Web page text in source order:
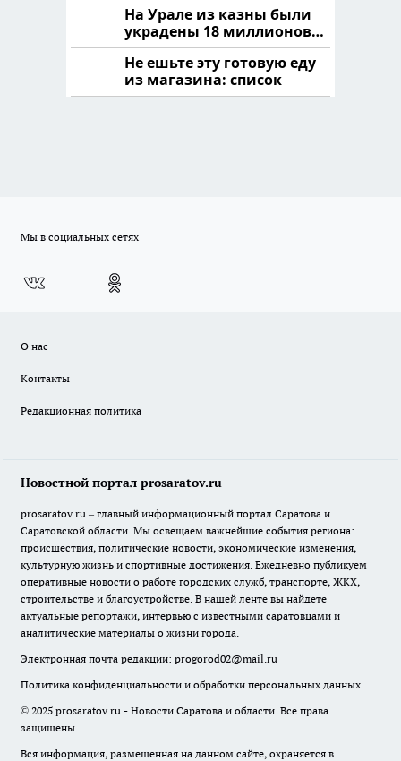
На Урале из казны были
украдены 18 миллионов
рублей
Не ешьте эту готовую еду
из магазина: список
Мы в социальных сетях
О нас
Контакты
Редакционная политика
Новостной портал prosaratov.ru
prosaratov.ru – главный информационный портал Саратова и
Саратовской области. Мы освещаем важнейшие события региона:
происшествия, политические новости, экономические изменения,
культурную жизнь и спортивные достижения. Ежедневно публикуем
оперативные новости о работе городских служб, транспорте, ЖКХ,
строительстве и благоустройстве. В нашей ленте вы найдете
актуальные репортажи, интервью с известными саратовцами и
аналитические материалы о жизни города.
Электронная почта редакции: progorod02@mail.ru
Политика конфиденциальности и обработки персональных данных
© 2025 prosaratov.ru - Новости Саратова и области. Все права
защищены.
Вся информация, размещенная на данном сайте, охраняется в